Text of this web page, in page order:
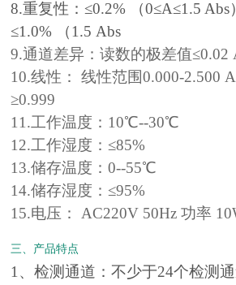
8.重复性：≤0.2% （0≤A≤1.5 Abs
≤1.0% （1.5 Abs
9.通道差异：读数的极差值≤0.02
10.线性： 线性范围0.000-2.500
≥0.999
11.工作温度：10℃--30℃
12.工作湿度：≤85%
13.储存温度：0--55℃
14.储存湿度：≤95%
15.电压： AC220V 50Hz 功率
三、产品特点
1、检测通道：不少于24个检测